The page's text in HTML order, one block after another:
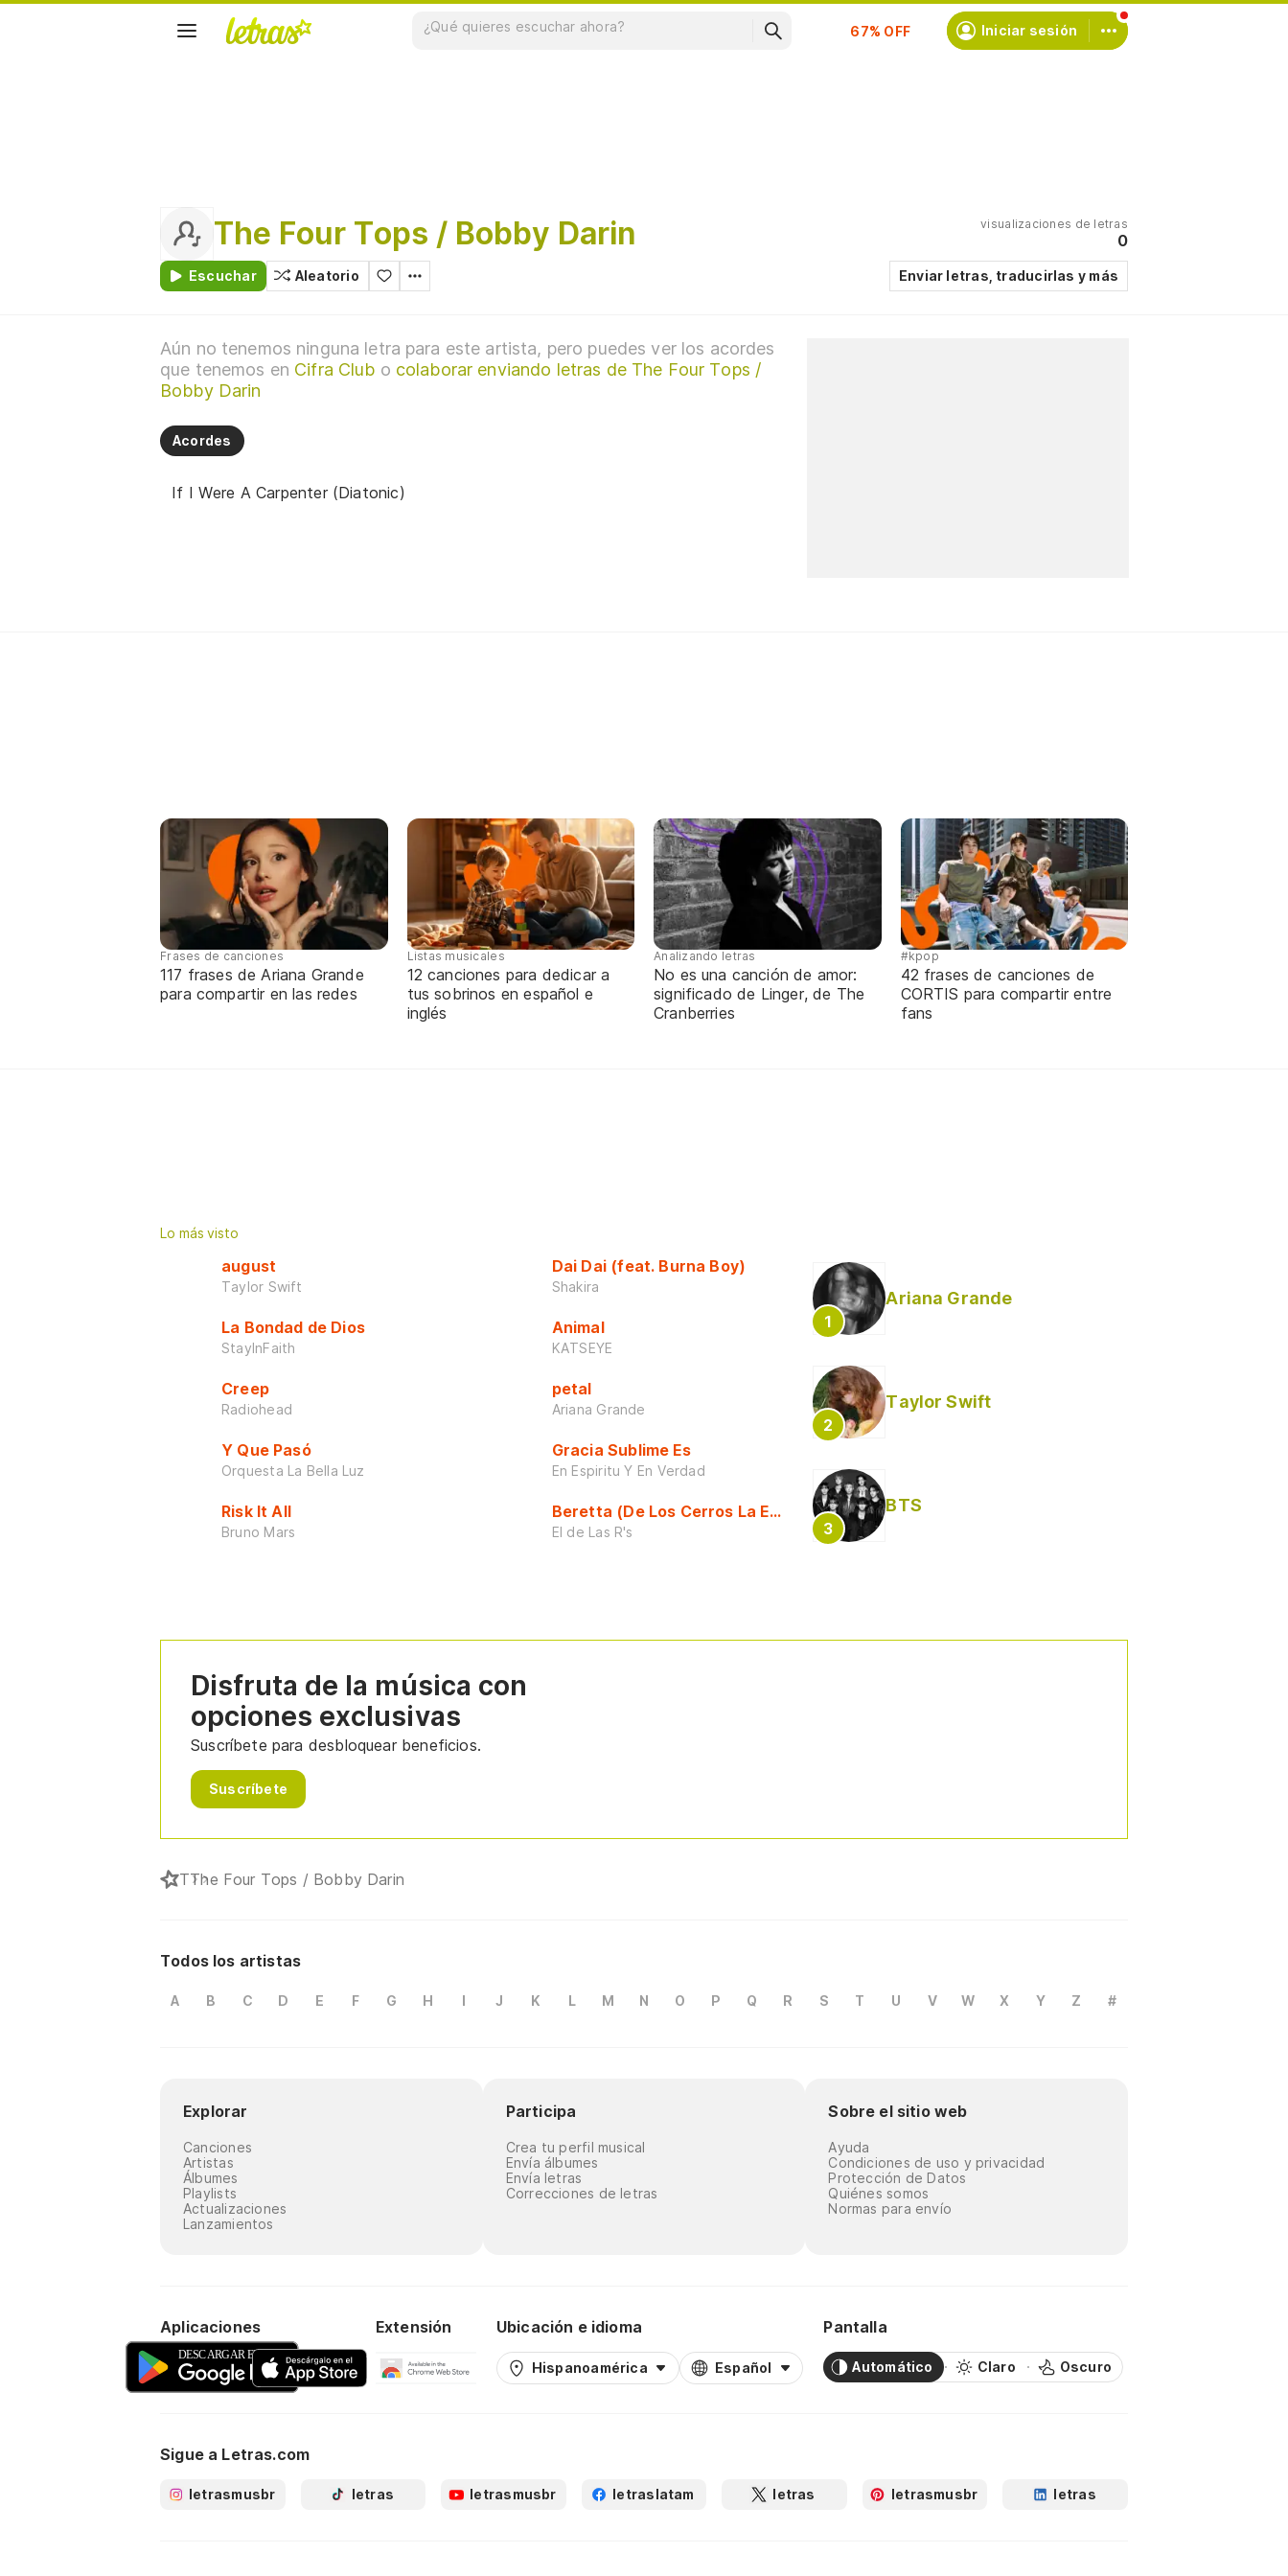
Suscríbete
Iniciar sesión
The Four Tops / Bobby Darin
Escuchar Aleatorio
visualizaciones de letras
0
Enviar letras, traducirlas y más
Aún no tenemos ninguna letra para este artista, pero puedes ver los acordes
que tenemos en Cifra Club o colaborar enviando letras de The Four Tops /
Bobby Darin
Acordes
If I Were A Carpenter (Diatonic)
Frases de canciones
117 frases de Ariana Grande
para compartir en las redes
Listas musicales
12 canciones para dedicar a
tus sobrinos en español e
inglés
Analizando letras
No es una canción de amor:
significado de Linger, de The
Cranberries
#kpop
42 frases de canciones de
CORTIS para compartir entre
fans
Lo más visto
august
Taylor Swift
La Bondad de Dios
StayInFaith
Creep
Radiohead
Y Que Pasó
Orquesta La Bella Luz
Risk It All
Bruno Mars
Dai Dai (feat. Burna Boy)
Shakira
Animal
KATSEYE
petal
Ariana Grande
Gracia Sublime Es
En Espiritu Y En Verdad
Beretta (De Los Cerros La Escuela)
El de Las R's
Ariana Grande
Taylor Swift
BTS
Disfruta de la música con
opciones exclusivas
Suscríbete para desbloquear beneficios.
Suscríbete
TThe Four Tops / Bobby Darin
Todos los artistas
A B C D E F G H I J K L M N O P Q R S T U V W X Y Z #
Explorar
Canciones
Artistas
Álbumes
Playlists
Actualizaciones
Lanzamientos
Participa
Crea tu perfil musical
Envía álbumes
Envía letras
Correcciones de letras
Sobre el sitio web
Ayuda
Condiciones de uso y privacidad
Protección de Datos
Quiénes somos
Normas para envío
Aplicaciones Extensión Ubicación e idioma
Hispanoamérica Español
Pantalla
Automático Claro Oscuro
Sigue a Letras.com
letrasmusbr letras letrasmusbr letraslatam letras letrasmusbr letras